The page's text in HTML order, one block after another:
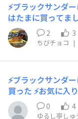
⚡ブラックサンダーにハ
はたまに買ってま
たのかな？って思
ょっと再熱です😊
り、当時はエック
てブラックサンダ
されて、コメント
こちらは一般人な
立派な会社なんだ
って今に至ります🤣 ⚡お気に入りのフレーバーとお気
2 3
ちびチョコ |
⚡ブラックサンダ
買った ⚡お気に入りのフレーバーとお気に入りポイント！
抹茶 ⚡いつもこんな時に食べてる！ 家でまったり中、コ
ーヒーorカフェオレ ⚡ブラックサンダー黒い秘密基地
0 4
ゆるし亭しゅ